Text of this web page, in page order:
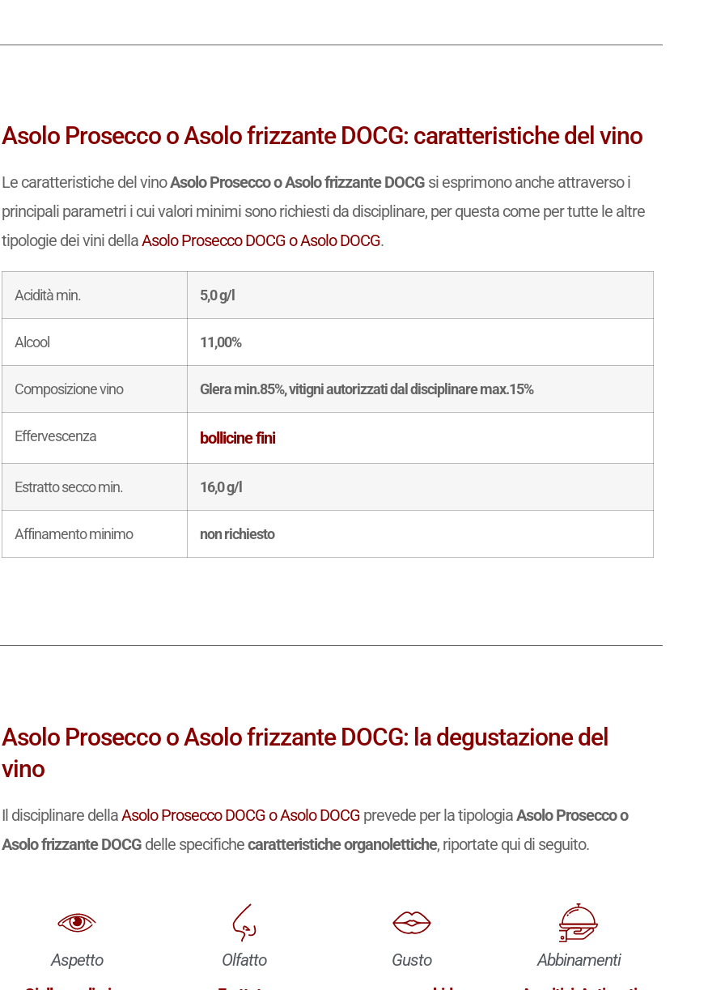
Asolo Prosecco o Asolo frizzante DOCG: caratteristiche del vino
Le caratteristiche del vinoAsolo Prosecco o Asolo frizzante DOCG si esprimono anche attraverso i
principali parametri i cui valori minimi sono richiesti da disciplinare, per questa come per tutte le altre
tipologie dei vini dellaAsolo Prosecco DOCG o Asolo DOCG.
Acidità min. 5,0 g/l
Alcool 11,00%
Composizione vino Glera min.85%, vitigni autorizzati dal disciplinare max.15%
Effervescenza bollicine fini
Estratto secco min. 16,0 g/l
Affinamento minimo non richiesto
Asolo Prosecco o Asolo frizzante DOCG: la degustazione del
vino
Il disciplinare dellaAsolo Prosecco DOCG o Asolo DOCG prevede per la tipologiaAsolo Prosecco o
Asolo frizzante DOCG delle specifichecaratteristiche organolettiche, riportate qui di seguito.
Aspetto
Olfatto
Gusto
Abbinamenti